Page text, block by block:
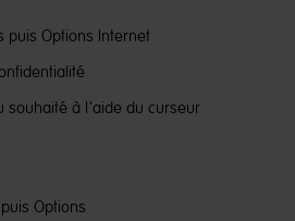
puis Options Internet
souhaité à l’aide du curseur
Options